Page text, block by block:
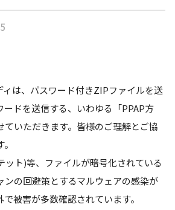
ィは、パスワード付きZIPファイルを送
ードを送信する、いわゆる「PPAP方
ていただきます。皆様のご理解とご協
ト)等、ファイルが暗号化されている
ンの回避策とするマルウェアの感染が
被害が多数確認されています。